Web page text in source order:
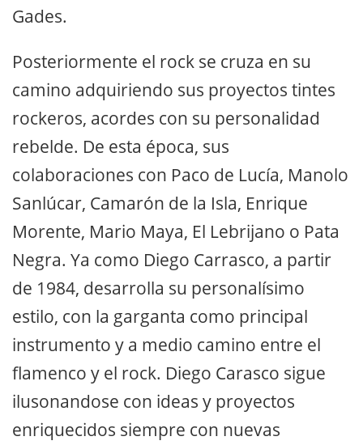
Gades.
Posteriormente el rock se cruza en su
camino adquiriendo sus proyectos tintes
rockeros, acordes con su personalidad
rebelde. De esta época, sus
colaboraciones con Paco de Lucía, Manolo
Sanlúcar, Camarón de la Isla, Enrique
Morente, Mario Maya, El Lebrijano o Pata
Negra. Ya como Diego Carrasco, a partir
de 1984, desarrolla su personalísimo
estilo, con la garganta como principal
instrumento y a medio camino entre el
flamenco y el rock. Diego Carasco sigue
ilusonandose con ideas y proyectos
enriquecidos siempre con nuevas